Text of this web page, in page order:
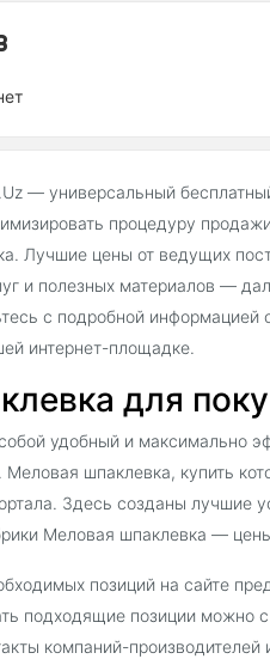
— универсальный
процедуру
Лучшие цены от ведущих
и полезных материалов —
с подробной информацией
интернет-площадке.
для
удобный и максимально
Меловая шпаклевка, купить
Здесь созданы лучшие
Меловая шпаклевка —
позиций на сайте
подходящие позиции можно
компаний-